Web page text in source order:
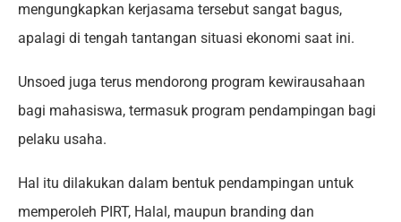
mengungkapkan kerjasama tersebut sangat bagus,
apalagi di tengah tantangan situasi ekonomi saat ini.
Unsoed juga terus mendorong program kewirausahaan
bagi mahasiswa, termasuk program pendampingan bagi
pelaku usaha.
Hal itu dilakukan dalam bentuk pendampingan untuk
memperoleh PIRT, Halal, maupun branding dan